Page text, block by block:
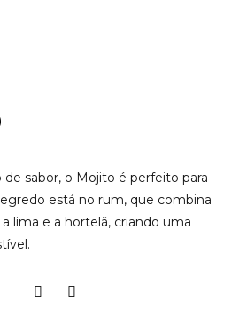
sabor, o Mojito é perfeito para
está no rum, que combina
lima e a hortelã, criando uma